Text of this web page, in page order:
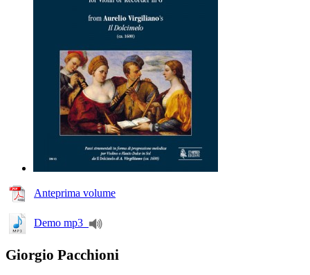
Anteprima volume
Demo mp3
Giorgio Pacchioni